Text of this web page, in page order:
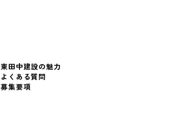
東田中建設の魅力
よくある質問
募集要項